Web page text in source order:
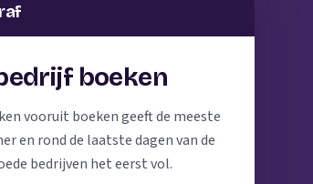
boeken
vooruit boeken geeft de meeste
en rond de laatste dagen van de
bedrijven het eerst vol.